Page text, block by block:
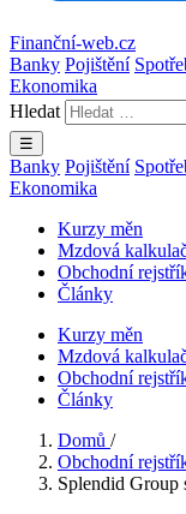
Finanční-web.cz
Banky Pojištění
Ekonomika
Hledat
☰
Banky Pojištění
Ekonomika
Kurzy měn
Mzdová
Obchodní
Články
Kurzy měn
Mzdová
Obchodní
Články
Domů /
Obchodní
Splendid Group